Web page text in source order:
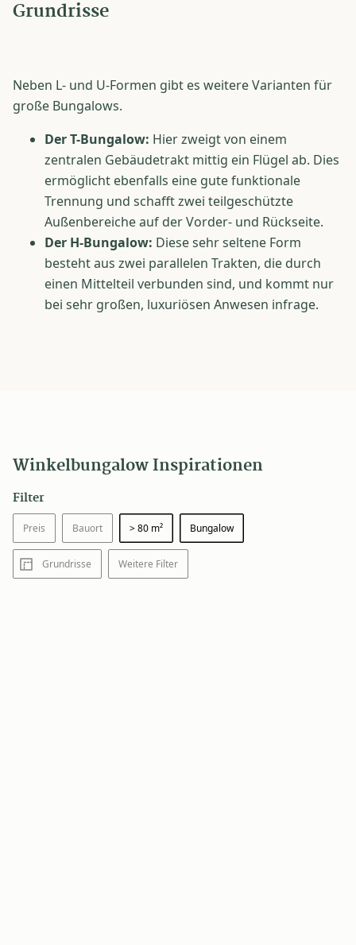
Grundrisse
Neben L- und U-Formen gibt es weitere Varianten für
große Bungalows.
Der T-Bungalow: Hier zweigt von einem
zentralen Gebäudetrakt mittig ein Flügel ab. Dies
ermöglicht ebenfalls eine gute funktionale
Trennung und schafft zwei teilgeschützte
Außenbereiche auf der Vorder- und Rückseite.
Der H-Bungalow: Diese sehr seltene Form
besteht aus zwei parallelen Trakten, die durch
einen Mittelteil verbunden sind, und kommt nur
bei sehr großen, luxuriösen Anwesen infrage.
Winkelbungalow Inspirationen
Filter
Preis Bauort > 80 m² Bungalow
Grundrisse Weitere Filter